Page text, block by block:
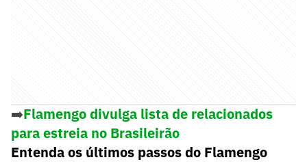
➡️Flamengo divulga lista de relacionados
para estreia no Brasileirão
Entenda os últimos passos do Flamengo